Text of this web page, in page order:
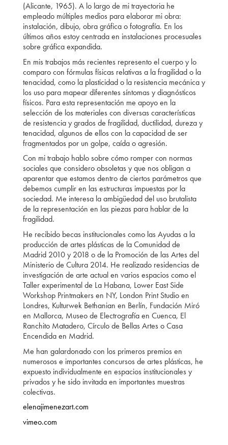
(Alicante, 1965). A lo largo de mi trayectoria he
empleado múltiples medios para elaborar mi obra:
instalación, dibujo, obra gráfica o fotografía. En los
últimos años estoy centrada en instalaciones procesuales
sobre gráfica expandida.
En mis trabajos más recientes represento el cuerpo y lo
comparo con fórmulas físicas relativas a la fragilidad o la
tenacidad, como la plasticidad o la resistencia mecánica y
los uso para mapear diferentes síntomas y diagnósticos
físicos. Para esta representación me apoyo en la
selección de los materiales con diversas características
de resistencia y grados de fragilidad, ductilidad, dureza y
tenacidad, algunos de ellos con la capacidad de ser
fragmentados por un golpe, caída o agresión.
Con mi trabajo hablo sobre cómo romper con normas
sociales que considero obsoletas y que nos obligan a
aparentar que estamos dentro de ciertos parámetros que
debemos cumplir en las estructuras impuestas por la
sociedad. Me interesa la ambigüedad del uso brutalista
de la representación en las piezas para hablar de la
fragilidad.
He recibido becas institucionales como las Ayudas a la
producción de artes plásticas de la Comunidad de
Madrid 2010 y 2018 o de la Promoción de las Artes del
Ministerio de Cultura 2014. He realizado residencias de
investigación de arte actual en varios espacios como el
Taller experimental de La Habana, Lower East Side
Workshop Printmakers en NY, London Print Studio en
Londres, Kulturwek Bethanian en Berlín, Fundación Miró
en Mallorca, Museo de Electrografía en Cuenca, El
Ranchito Matadero, Círculo de Bellas Artes o Casa
Encendida en Madrid.
Me han galardonado con los primeros premios en
numerosos e importantes concursos de artes plásticas, he
expuesto individualmente en espacios institucionales y
privados y he sido invitada en importantes muestras
colectivas.
elenajimenezart.com
vimeo.com